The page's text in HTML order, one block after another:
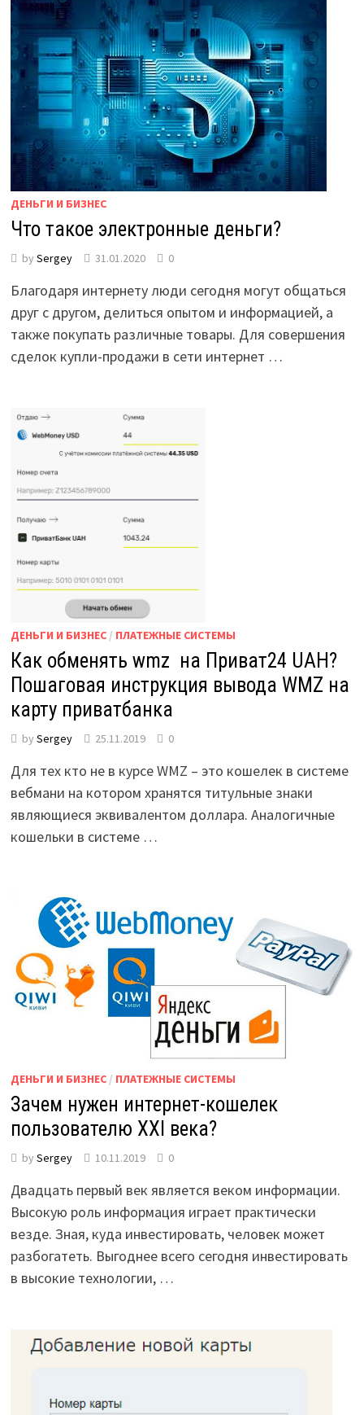
ДЕНЬГИ И БИЗНЕС
Что такое электронные деньги?
by Sergey 31.01.2020 0
Благодаря интернету люди сегодня могут общаться
друг с другом, делиться опытом и информацией, а
также покупать различные товары. Для совершения
сделок купли-продажи в сети интернет …
ДЕНЬГИ И БИЗНЕС/ ПЛАТЕЖНЫЕ СИСТЕМЫ
Как обменять wmz на Приват24 UAH?
Пошаговая инструкция вывода WMZ на
карту приватбанка
by Sergey 25.11.2019 0
Для тех кто не в курсе WMZ – это кошелек в системе
вебмани на котором хранятся титульные знаки
являющиеся эквивалентом доллара. Аналогичные
кошельки в системе …
ДЕНЬГИ И БИЗНЕС/ ПЛАТЕЖНЫЕ СИСТЕМЫ
Зачем нужен интернет-кошелек
пользователю XXI века?
by Sergey 10.11.2019 0
Двадцать первый век является веком информации.
Высокую роль информация играет практически
везде. Зная, куда инвестировать, человек может
разбогатеть. Выгоднее всего сегодня инвестировать
в высокие технологии, …